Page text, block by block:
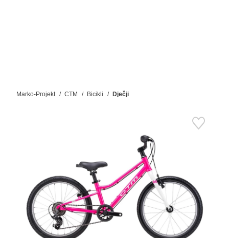
Marko-Projekt CTM Bicikli Dječji